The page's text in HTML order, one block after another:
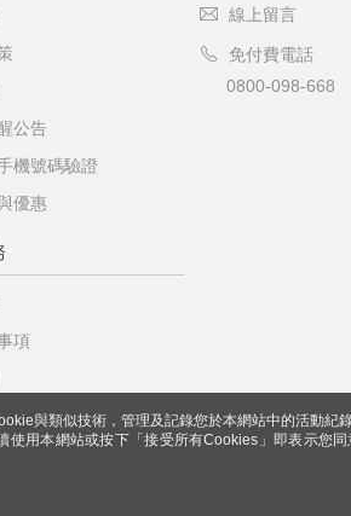
與類似技術，管理及記錄您於本網站中的活動紀
用本網站或按下「接受所有Cookies」即表示您
公告
機號碼驗證
優惠
項
線上留言
免付費電話
0800-098-668